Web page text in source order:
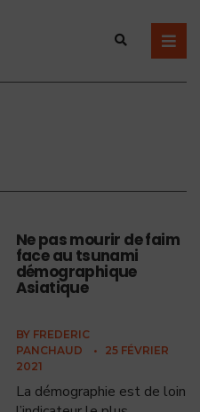
Ne pas mourir de faim
face au tsunami
démographique
Asiatique
BY FREDERIC
PANCHAUD
•
25 FÉVRIER
2021
La démographie est de loin